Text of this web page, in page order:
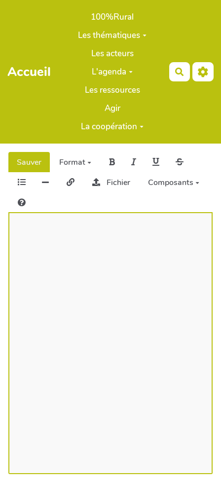
Aller au contenu principal
Accueil
100%Rural
Les thématiques
Les acteurs
L'agenda
Les ressources
Agir
La coopération
Sauver
Format
Fichier
Composants